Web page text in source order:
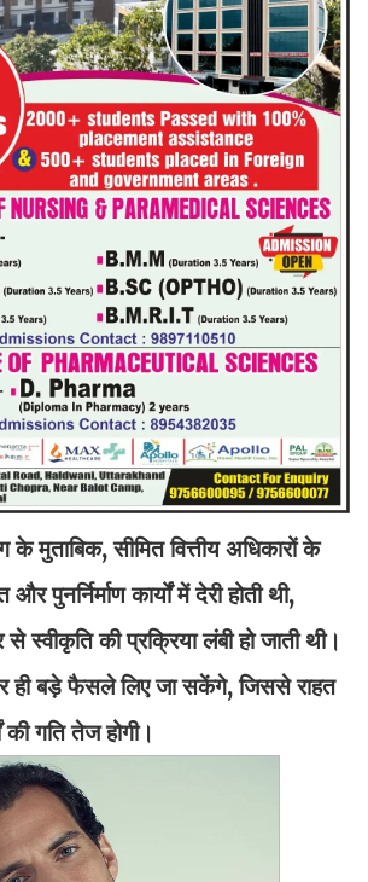
के मुताबिक, सीमित वित्तीय अधिकारों के
पुनर्निर्माण कार्यों में देरी होती थी,
स्वीकृति की प्रक्रिया लंबी हो जाती थी।
ही बड़े फैसले लिए जा सकेंगे, जिससे राहत
की गति तेज होगी।